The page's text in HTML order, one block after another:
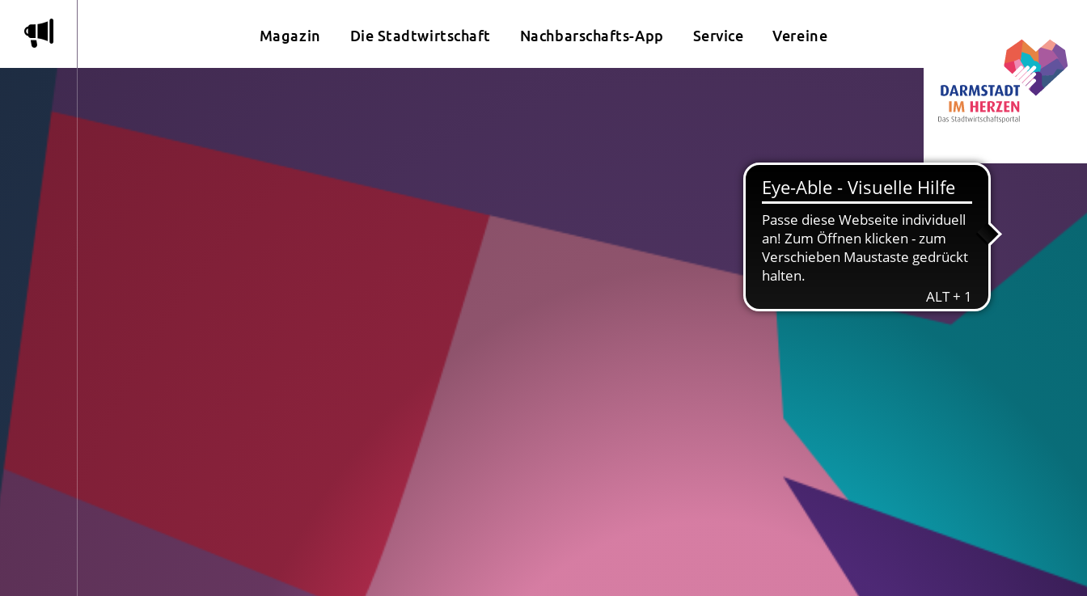
m Magazin Die Stadtwirtschaft Nachbarschafts-App Service Vereine